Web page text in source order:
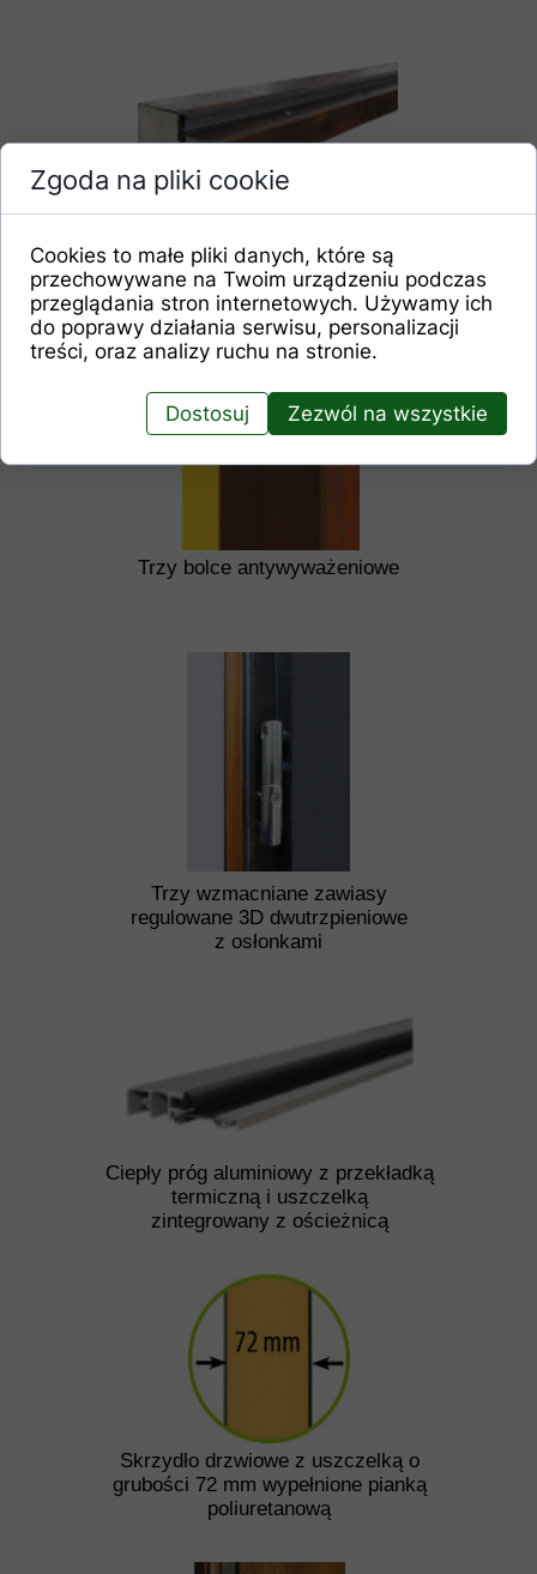
Skrzydło drzwiowe z uszczelką o
grubości 72 mm wypełnione pianką
poliuretanową
Ciepły próg aluminiowy z przekładką
termiczną i uszczelką
zintegrowany z ościeżnicą
Trzy wzmacniane zawiasy
regulowane 3D dwutrzpieniowe
z osłonkami
Trzy bolce antywyważeniowe
Ciepła ościeżnica stalowo-drewniana
zmontowana z uszczelką i zawiasem 3D
Zgoda na pliki cookie
Cookies to małe pliki danych, które są
przechowywane na Twoim urządzeniu podczas
przeglądania stron internetowych. Używamy ich
do poprawy działania serwisu, personalizacji
treści, oraz analizy ruchu na stronie.
Dostosuj Zezwól na wszystkie